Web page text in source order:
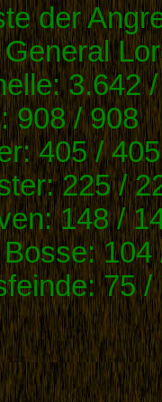
der
3.642
908 / 908
405 / 405
225 /
148 /
104
75 /